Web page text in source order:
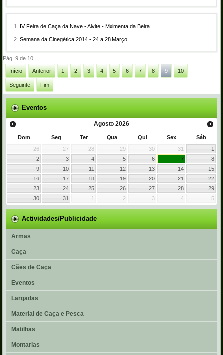
IV Feira de Caça da Nave - Alvite - Moimenta da Beira
Semana da Cinegética 2014 - 24 a 28 Março
Pág. 9 de 10
Início Anterior 1 2 3 4 5 6 7 8 9 10
Seguinte Fim
Eventos
Agosto 2026
Dom Seg Ter Qua Qui Sex
Sáb
26
27 28 29 30 31
1
2
3 4 5 6 7
8
9
10 11 12 13 14
15
16
17 18 19 20 21
22
23
24 25 26 27 28
29
30
31 1 2 3 4 5
Actividades/Publicidade
Armas
Caça
Cães de Caça
Eventos
Largadas
Material de Caça e Pesca
Matilhas
Montarias